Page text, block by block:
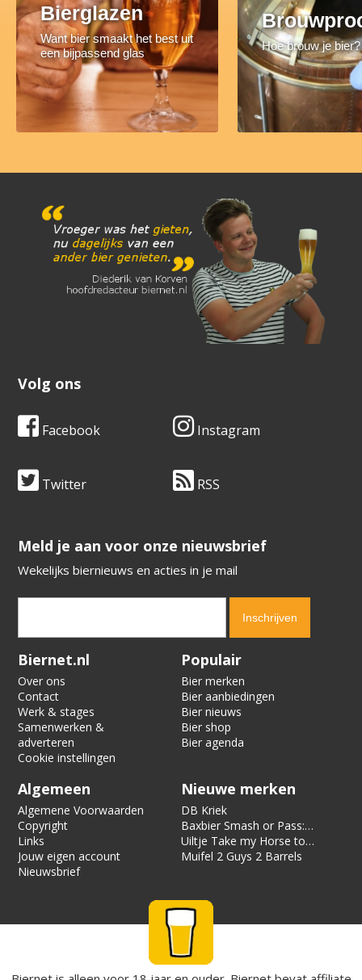
Bierglazen
Want bier smaakt het best uit
een bijpassend glas
Hoe brouw je bier?
Volg ons
Facebook Instagram
Twitter RSS
​​​​​​​Meld je aan voor onze nieuwsbrief
Wekelijks biernieuws en acties in je mail
Verification code:
Biernet.nl
Over ons
Contact
Werk & stages
Samenwerken &
adverteren
Cookie instellingen
Populair
Bier merken
Bier aanbiedingen
Bier nieuws
Bier shop
Bier agenda
Algemeen
Algemene Voorwaarden
Copyright
Links
Jouw eigen account
Nieuwsbrief
Nieuwe merken
DB Kriek
Baxbier Smash or Pass:
Strata
Uiltje Take my Horse to
the Hotel Room
Muifel 2 Guys 2 Barrels